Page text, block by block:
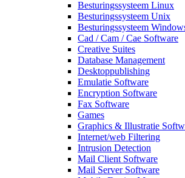
Besturingssysteem Linux
Besturingssysteem Unix
Besturingssysteem
Cad / Cam / Cae Software
Creative Suites
Database Management
Desktoppublishing
Emulatie Software
Encryption Software
Fax Software
Games
Graphics & Illustratie
Internet/web Filtering
Intrusion Detection
Mail Client Software
Mail Server Software